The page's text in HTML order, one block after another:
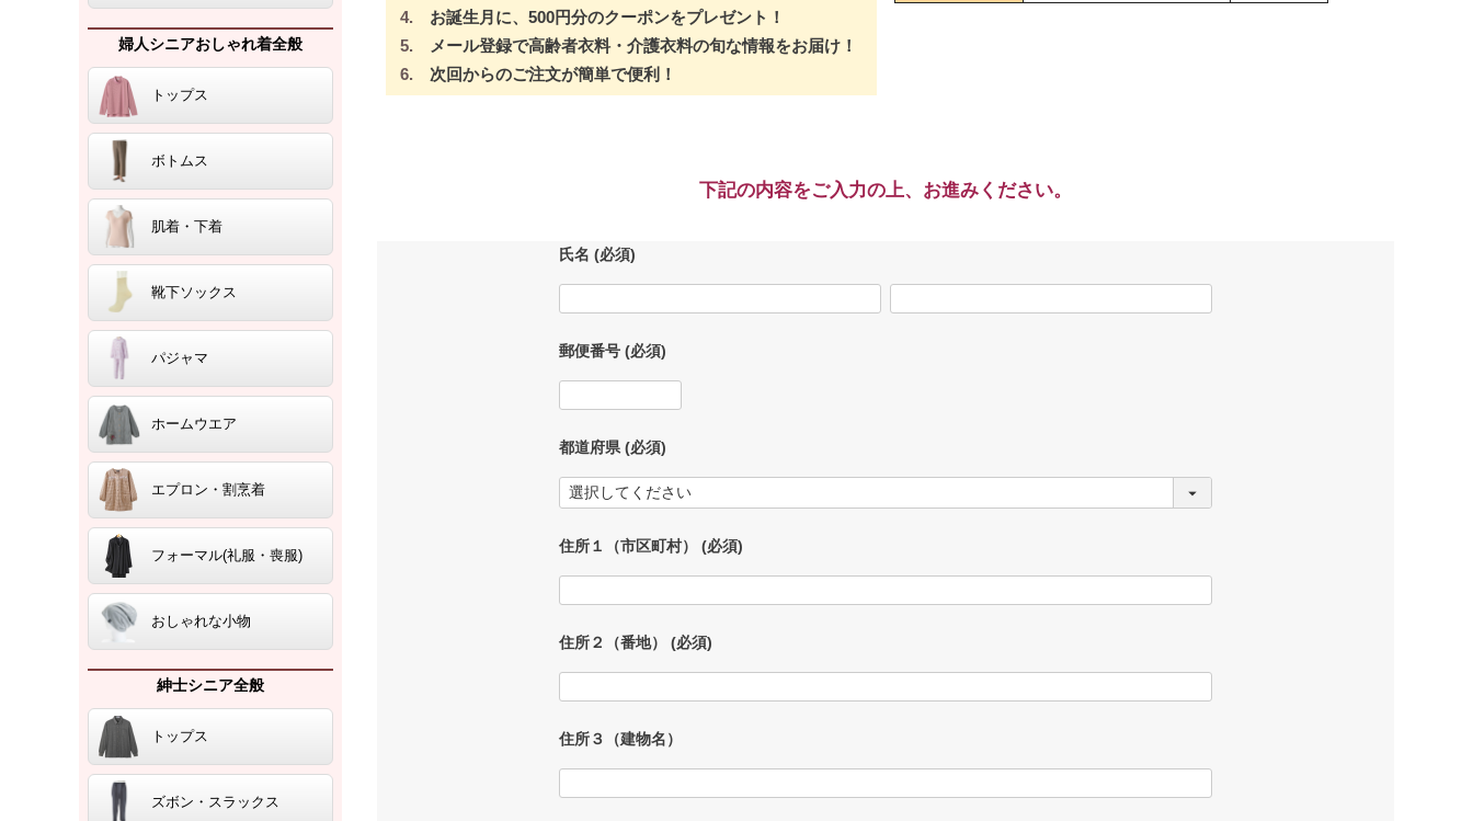
婦人シニアおしゃれ着全般
トップス
ボトムス
肌着・下着
靴下ソックス
パジャマ
ホームウエア
エプロン・割烹着
フォーマル(礼服・喪服)
おしゃれな小物
紳士シニア全般
トップス
ズボン・スラックス
お誕生月に、500円分のクーポンをプレゼント！
メール登録で高齢者衣料・介護衣料の旬な情報をお届け！
次回からのご注文が簡単で便利！
下記の内容をご入力の上、お進みください。
氏名 (必須)
郵便番号 (必須)
都道府県(必須)
住所１（市区町村） (必須)
住所２（番地） (必須)
住所３（建物名）